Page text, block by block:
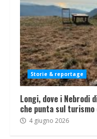
Storie & reportage
Longi, dove i Nebrodi
che punta sul
4 giugno 2026